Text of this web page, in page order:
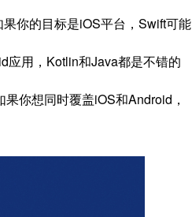
你的目标是iOS平台，Swift可能
应用，Kotlin和Java都是不错的
你想同时覆盖iOS和Android，